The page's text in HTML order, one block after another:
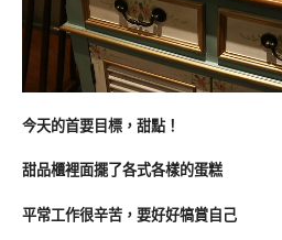
今天的首要目標，甜點！
甜品櫃裡面擺了各式各樣的蛋糕
平常工作很辛苦，要好好犒賞自己